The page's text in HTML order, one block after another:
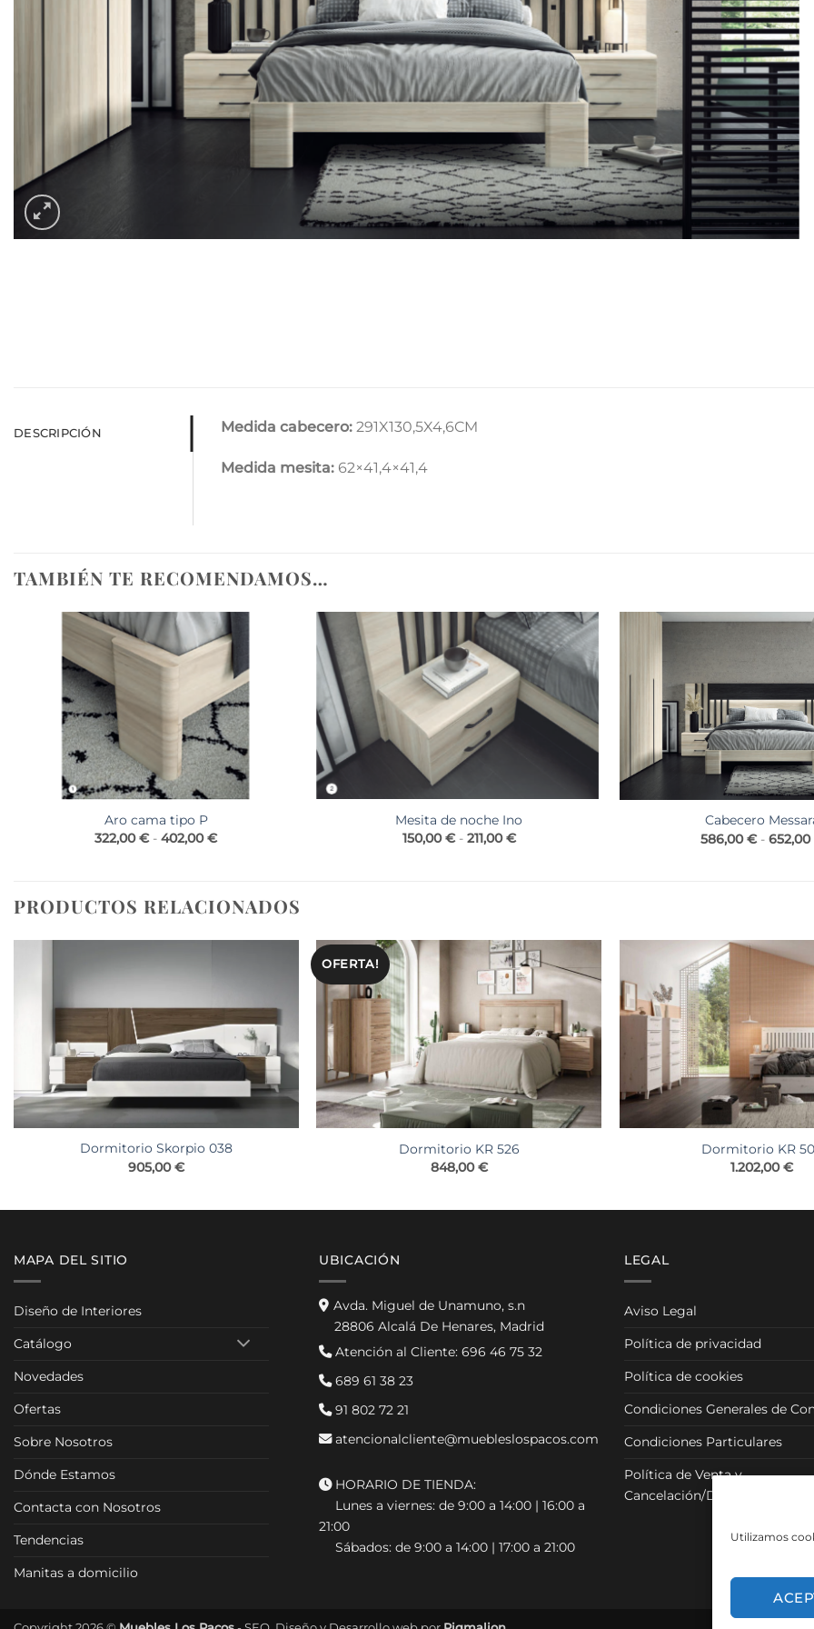
Utilizamos
DESCRIPCIÓN Medida cabecero:291X130,5X4,6CM
Medida mesita: 62×41,4×41,4
TAMBIÉN TE RECOMENDAMOS…
Aro cama tipo P
322,00€ - 402,00€Rango
hasta
402,00 €
Mesita de noche Ino
150,00€ - 211,00€Rango
Cabecero
586,00€ - 652,00
PRODUCTOS RELACIONADOS
Dormitorio Skorpio 038
905,00€
OFERTA!
Dormitorio KR 526
848,00€
Dormitorio KR
1.202,00€
MAPA DEL SITIO
Diseño de Interiores
Catálogo
Novedades
Ofertas
Sobre Nosotros
Dónde Estamos
Contacta con Nosotros
Tendencias
Manitas a domicilio
UBICACIÓN
Avda. Miguel de Unamuno, s.n
28806 Alcalá De Henares, Madrid
Atención al Cliente: 696 46 75 32
689 61 38 23
91 802 72 21
atencionalcliente@muebleslospacos.com
HORARIO DE TIENDA:
Lunes a viernes: de 9:00 a 14:00 | 16:00 a
21:00
Sábados: de 9:00 a 14:00 | 17:00 a 21:00
LEGAL
Aviso Legal
Política de privacidad
Política de cookies
Condiciones Generales de
Condiciones Particulares
Política de Venta y
Cancelación/Devolución